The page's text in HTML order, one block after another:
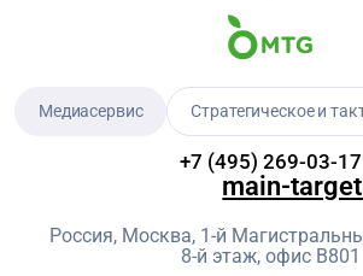
Медиасервис Стратегическое и
+7 (495) 269-03-17
main-
Россия, Москва, 1-й
8-й этаж, офис В801